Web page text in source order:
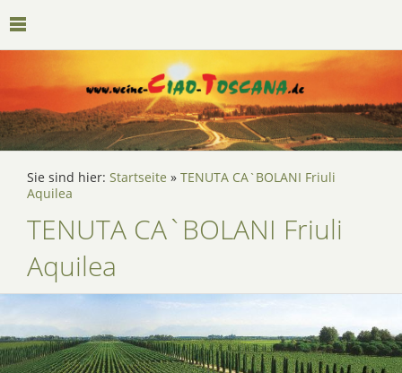
Sie sind hier: Startseite » TENUTA CA`BOLANI Friuli
Aquilea
TENUTA CA`BOLANI Friuli
Aquilea